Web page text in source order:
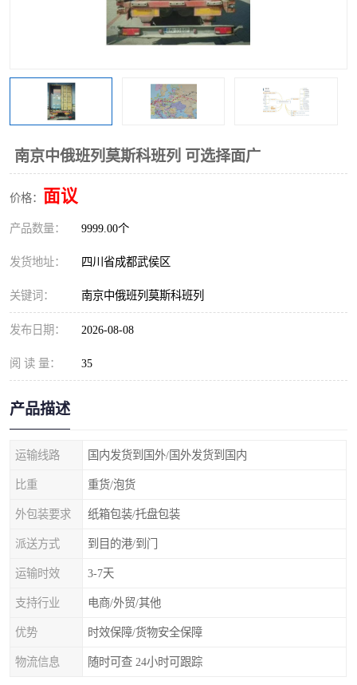
南京中俄班列莫斯科班列 可选择面广
价格： 面议
产品数量： 9999.00个
发货地址： 四川省成都武侯区
关键词： 南京中俄班列莫斯科班列
发布日期： 2026-08-08
阅 读 量： 35
产品描述
运输线路 国内发货到国外/国外发货到国内
比重 重货/泡货
外包装要求 纸箱包装/托盘包装
派送方式 到目的港/到门
运输时效 3-7天
支持行业 电商/外贸/其他
优势 时效保障/货物安全保障
物流信息 随时可查 24小时可跟踪